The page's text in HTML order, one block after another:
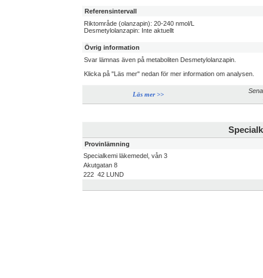
Referensintervall
Riktområde (olanzapin): 20-240 nmol/L
Desmetylolanzapin: Inte aktuellt
Övrig information
Svar lämnas även på metaboliten Desmetylolanzapin.
Klicka på "Läs mer" nedan för mer information om analysen.
Läs mer >>
Provinlämning
Specialkemi läkemedel, vån 3
Akutgatan 8
222 42 LUND